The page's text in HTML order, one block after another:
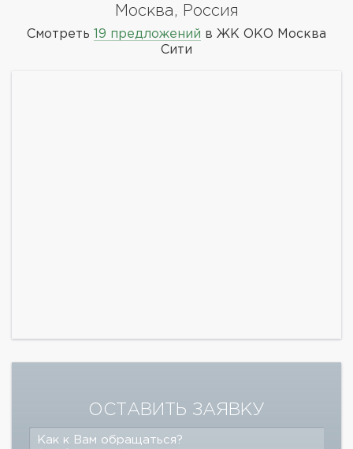
Москва, Россия
Смотреть 19 предложений в ЖК ОКО Москва
Сити
ОСТАВИТЬ ЗАЯВКУ
Как к Вам обращаться?